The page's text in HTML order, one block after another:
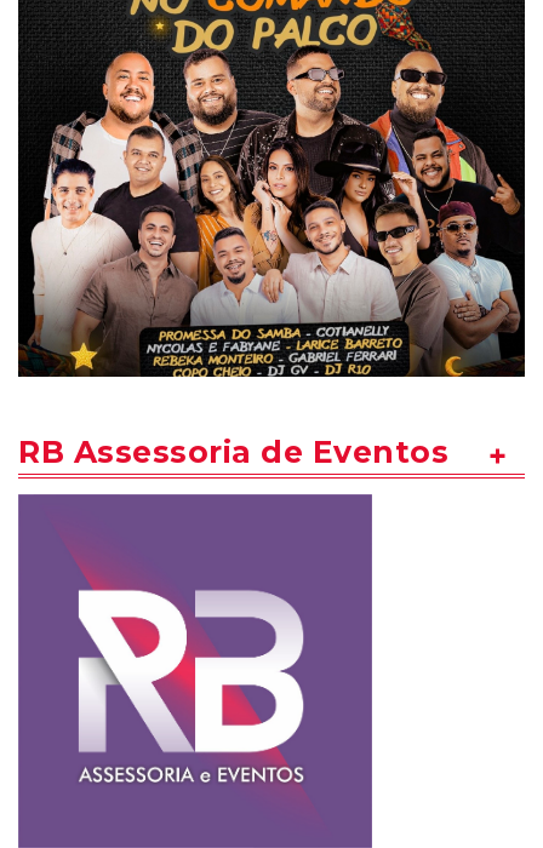
RB Assessoria de Eventos